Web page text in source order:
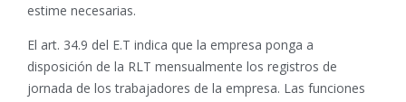
estime necesarias.
El art. 34.9 del E.T indica que la empresa ponga a
disposición de la RLT mensualmente los registros de
jornada de los trabajadores de la empresa. Las funciones